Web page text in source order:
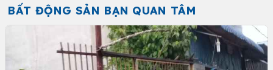
BẤT ĐỘNG SẢN BẠN QUAN TÂM